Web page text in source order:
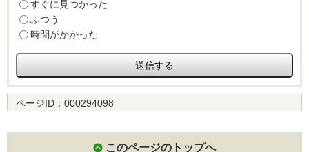
すぐに見つかった
ふつう
時間がかかった
ページID： 000294098
このページのトップへ